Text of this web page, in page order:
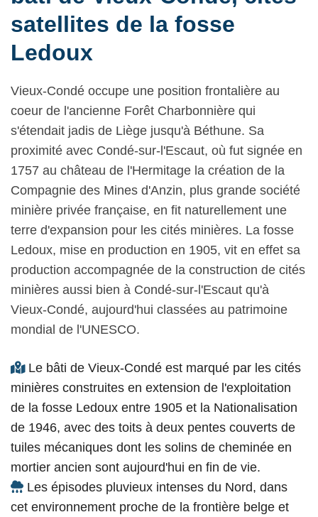
satellites de la fosse
Ledoux
Vieux-Condé occupe une position frontalière au
coeur de l'ancienne Forêt Charbonnière qui
s'étendait jadis de Liège jusqu'à Béthune. Sa
proximité avec Condé-sur-l'Escaut, où fut signée en
1757 au château de l'Hermitage la création de la
Compagnie des Mines d'Anzin, plus grande société
minière privée française, en fit naturellement une
terre d'expansion pour les cités minières. La fosse
Ledoux, mise en production en 1905, vit en effet sa
production accompagnée de la construction de cités
minières aussi bien à Condé-sur-l'Escaut qu'à
Vieux-Condé, aujourd'hui classées au patrimoine
mondial de l'UNESCO.
Le bâti de Vieux-Condé est marqué par les cités
minières construites en extension de l'exploitation
de la fosse Ledoux entre 1905 et la Nationalisation
de 1946, avec des toits à deux pentes couverts de
tuiles mécaniques dont les solins de cheminée en
mortier ancien sont aujourd'hui en fin de vie.
Les épisodes pluvieux intenses du Nord, dans
cet environnement proche de la frontière belge et